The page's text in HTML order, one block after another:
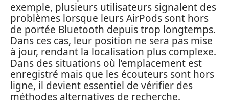
exemple, plusieurs utilisateurs signalent des
problèmes lorsque leurs AirPods sont hors
de portée Bluetooth depuis trop longtemps.
Dans ces cas, leur position ne sera pas mise
à jour, rendant la localisation plus complexe.
Dans des situations où l’emplacement est
enregistré mais que les écouteurs sont hors
ligne, il devient essentiel de vérifier des
méthodes alternatives de recherche.